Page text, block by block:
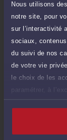
Nous utilisons
notre site, pour
sur l’interactivité
sociaux,
du suivi de nos
de votre vie
le choix de les
paramétrer, à
nécessaires au
Compétences
Droit de